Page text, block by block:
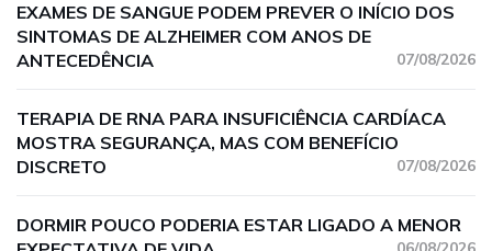
EXAMES DE SANGUE PODEM PREVER O INÍCIO DOS
SINTOMAS DE ALZHEIMER COM ANOS DE
ANTECEDÊNCIA
07/08/2026
TERAPIA DE RNA PARA INSUFICIÊNCIA CARDÍACA
MOSTRA SEGURANÇA, MAS COM BENEFÍCIO
DISCRETO
07/08/2026
DORMIR POUCO PODERIA ESTAR LIGADO A MENOR